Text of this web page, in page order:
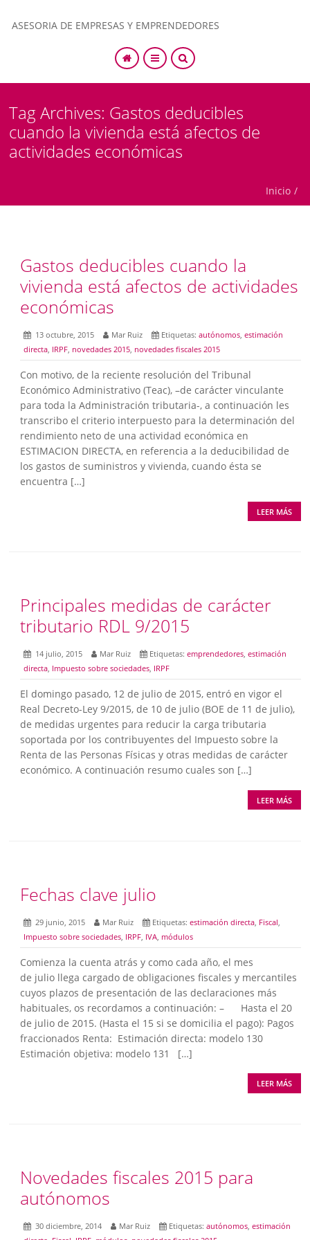
ASESORIA DE EMPRESAS Y EMPRENDEDORES
Tag Archives: Gastos deducibles
cuando la vivienda está afectos de
actividades económicas
Inicio /
Gastos deducibles cuando la
vivienda está afectos de actividades
económicas
13 octubre, 2015 Mar Ruiz Etiquetas:autónomos,estimación
directa, IRPF, novedades 2015, novedades fiscales 2015
Con motivo, de la reciente resolución del Tribunal
Económico Administrativo (Teac), –de carácter vinculante
para toda la Administración tributaria-, a continuación les
transcribo el criterio interpuesto para la determinación del
rendimiento neto de una actividad económica en
ESTIMACION DIRECTA, en referencia a la deducibilidad de
los gastos de suministros y vivienda, cuando ésta se
encuentra […]
LEER MÁS
Principales medidas de carácter
tributario RDL 9/2015
14 julio, 2015 Mar Ruiz Etiquetas:emprendedores,estimación
directa, Impuesto sobre sociedades, IRPF
El domingo pasado, 12 de julio de 2015, entró en vigor el
Real Decreto-Ley 9/2015, de 10 de julio (BOE de 11 de julio),
de medidas urgentes para reducir la carga tributaria
soportada por los contribuyentes del Impuesto sobre la
Renta de las Personas Físicas y otras medidas de carácter
económico. A continuación resumo cuales son […]
LEER MÁS
Fechas clave julio
29 junio, 2015 Mar Ruiz Etiquetas:estimación directa Fiscal
Impuesto sobre sociedades IRPF IVA módulos
Comienza la cuenta atrás y como cada año, el mes
de julio llega cargado de obligaciones fiscales y mercantiles
cuyos plazos de presentación de las declaraciones más
habituales, os recordamos a continuación: – Hasta el 20
de julio de 2015. (Hasta el 15 si se domicilia el pago): Pagos
fraccionados Renta: Estimación directa: modelo 130
Estimación objetiva: modelo 131 […]
LEER MÁS
Novedades fiscales 2015 para
autónomos
30 diciembre, 2014 Mar Ruiz Etiquetas:autónomos ,estimación